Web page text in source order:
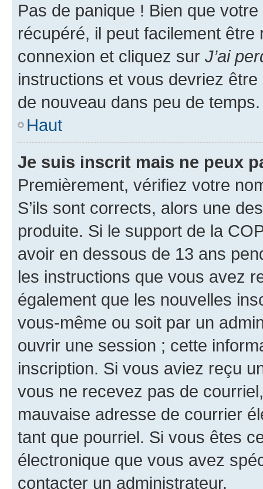
Pas de panique ! Bien que
récupéré, il peut facilement
connexion et cliquez sur J’ai
instructions et vous devriez
de nouveau dans peu de temps.
Haut
Je suis inscrit mais ne peux
Premièrement, vérifiez votre
S’ils sont corrects, alors une
produite. Si le support de la
avoir en dessous de 13 ans
les instructions que vous avez
également que les nouvelles
vous-même ou soit par un
ouvrir une session ; cette
inscription. Si vous aviez reçu
vous ne recevez pas de
mauvaise adresse de courrier
tant que pourriel. Si vous êtes
électronique que vous avez
contacter un administrateur.